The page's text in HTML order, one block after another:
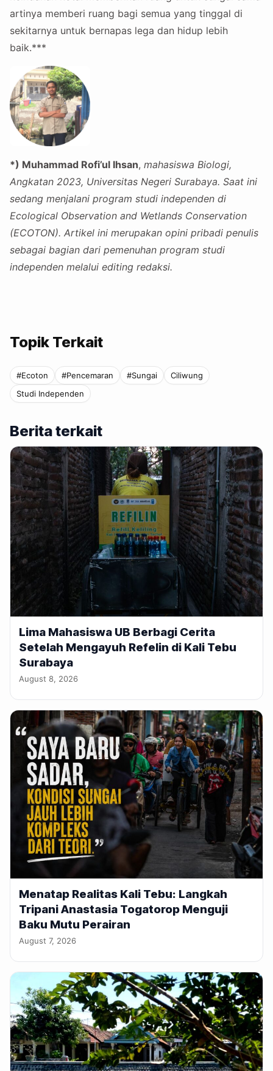
artinya memberi ruang bagi semua yang tinggal di
sekitarnya untuk bernapas lega dan hidup lebih
baik.***
*) Muhammad Rofi’ul Ihsan, mahasiswa Biologi,
Angkatan 2023, Universitas Negeri Surabaya. Saat ini
sedang menjalani program studi independen di
Ecological Observation and Wetlands Conservation
(ECOTON). Artikel ini merupakan opini pribadi penulis
sebagai bagian dari pemenuhan program studi
independen melalui editing redaksi.
Topik Terkait
#Ecoton #Pencemaran #Sungai
Ciliwung
Studi Independen
Berita terkait
Lima Mahasiswa UB Berbagi Cerita
Setelah Mengayuh Refelin di Kali Tebu
Surabaya
August 8, 2026
Menatap Realitas Kali Tebu: Langkah
Tripani Anastasia Togatorop Menguji
Baku Mutu Perairan
August 7, 2026